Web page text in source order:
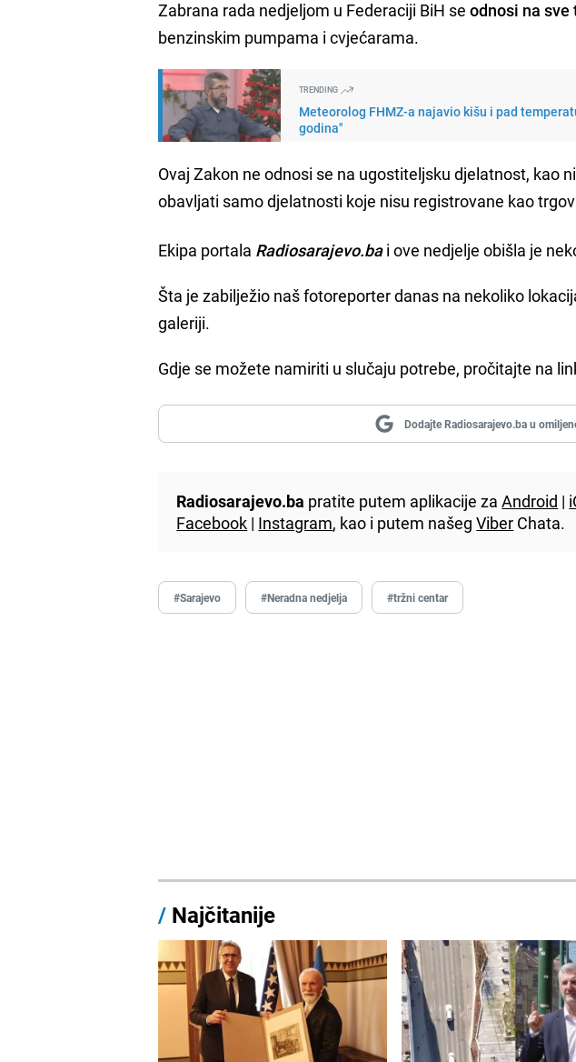
Zabrana rada nedjeljom u Federaciji BiH se odnosi na sve
benzinskim pumpama i cvjećarama.
TRENDING
Meteorolog FHMZ-a najavio kišu i pad
godina"
Ovaj Zakon ne odnosi se na ugostiteljsku djelatnost, kao
obavljati samo djelatnosti koje nisu registrovane kao
Ekipa portala Radiosarajevo.bai ove nedjelje obišla je
Šta je zabilježio naš fotoreporter danas na nekoliko
galeriji.
Gdje se možete namiriti u slučaju potrebe, pročitajte na
Dodajte Radiosarajevo.ba u
Radiosarajevo.ba pratite putem aplikacije zaAndroid |
Facebook | Instagram, kao i putem našegViber Chata.
#Sarajevo #Neradna nedjelja #tržni centar
/ Najčitanije